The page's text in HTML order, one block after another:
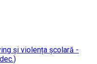
și violența școlară -